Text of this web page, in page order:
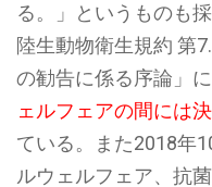
る。」というものも
陸生動物衛生規約 第
の勧告に係る序論」に
ェルフェアの間には
ている。また2018年
ルウェルフェア、抗